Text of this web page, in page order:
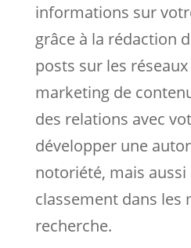
informations sur
grâce à la rédaction
posts sur les
marketing de
des relations avec
développer une
notoriété, mais
classement dans les
recherche.